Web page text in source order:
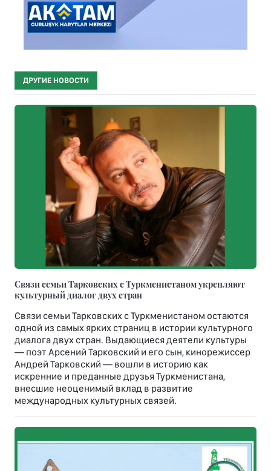
ДРУГИЕ НОВОСТИ
Связи семьи Тарковских с Туркменистаном укрепляют
культурный диалог двух стран
Связи семьи Тарковских с Туркменистаном остаются
одной из самых ярких страниц в истории культурного
диалога двух стран. Выдающиеся деятели культуры
— поэт Арсений Тарковский и его сын, кинорежиссер
Андрей Тарковский — вошли в историю как
искренние и преданные друзья Туркменистана,
внесшие неоценимый вклад в развитие
международных культурных связей.